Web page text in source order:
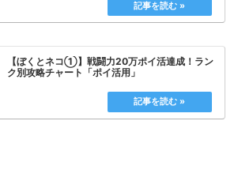
【ぼくとネコ①】戦闘力20万ポイ活達成！ラン
ク別攻略チャート「ポイ活用」